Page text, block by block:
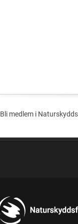
Bli medlem i